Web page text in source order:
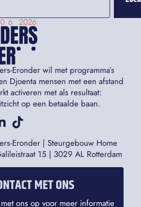
Eronder wil met programma’s
Djoenta mensen met een afstand
activeren met als resultaat:
op een betaalde baan.
Eronder | Steurgebouw Home
15 | 3029 AL Rotterdam
MET ONS
ons op voor meer informatie